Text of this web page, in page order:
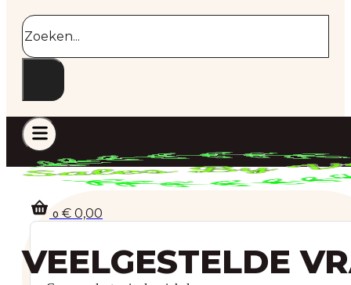
Zoeken
0 € 0,00
VEELGESTELDE